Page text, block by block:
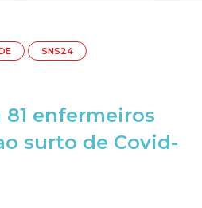
SNS24
enfermeiros
surto de Covid-